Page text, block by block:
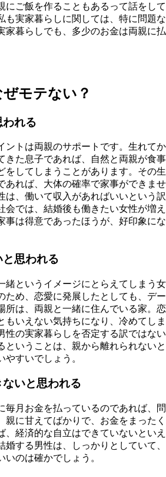
にご飯を作ることもあるって話をして
も実家暮らしに関しては、特に問題な
家暮らしでも、多少のお金は両親に払
モテない？
れる
ントは両親のサポートです。生れてか
きた息子であれば、自然と両親が食事
をしてしまうことがあります。その生
あれば、大体の確率で家事ができませ
は、働いて収入があればいいという訳
会では、結婚後も働きたい女性が増え
事は得意であったほうが、好印象にな
思われる
緒というイメージにとらえてしまう女
ため、恋愛に発展したとしても、デー
所は、両親と一緒に住んでいる家。恋
もいえない気持ちになり、冷めてしま
性の実家暮らしを否定する訳ではない
ということは、親から離れられないと
やすいでしょう。
いと思われる
毎月お金を払っているのであれば、問
親に甘えてばかりで、お金をまったく
、経済的な自立はできていないといえ
婚する男性は、しっかりとしていて、
のは確かでしょう。